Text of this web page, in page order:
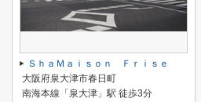
ＳｈａＭａｉｓｏｎ Ｆｒｉｓｅ
大阪府泉大津市春日町
南海本線「泉大津」駅 徒歩3分